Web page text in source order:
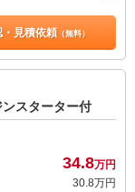
見積依頼（無料）
スターター付
34.8万円
30.8万円